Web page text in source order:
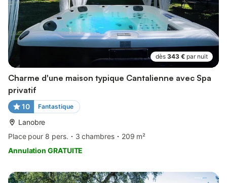
dès 343 € par nuit
Charme d'une maison typique Cantalienne avec Spa
privatif
10 Fantastique
Lanobre
Place pour 8 pers.
3 chambres
209 m²
Annulation GRATUITE